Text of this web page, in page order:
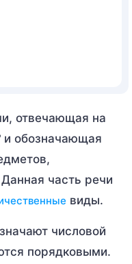
отвечающая на
и обозначающая
часть речи
виды.
числовой
порядковыми.